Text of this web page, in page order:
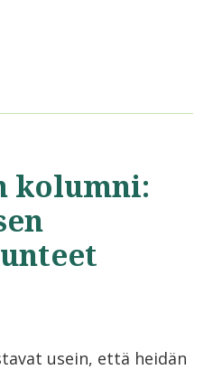
kolumni:
usein, että heidän